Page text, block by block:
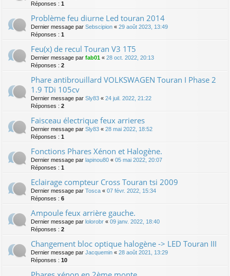
Réponses : 1
Problème feu diurne Led touran 2014
Dernier message par Sebscipion « 29 août 2023, 13:49
Réponses : 1
Feu(x) de recul Touran V3 1T5
Dernier message par fab01 « 28 oct. 2022, 20:13
Réponses : 2
Phare antibrouillard VOLKSWAGEN Touran I Phase 2
1.9 TDi 105cv
Dernier message par Sly83 « 24 juil. 2022, 21:22
Réponses : 2
Faisceau électrique feux arrieres
Dernier message par Sly83 « 28 mai 2022, 18:52
Réponses : 1
Fonctions Phares Xénon et Halogène.
Dernier message par lapinou80 « 05 mai 2022, 20:07
Réponses : 1
Eclairage compteur Cross Touran tsi 2009
Dernier message par Tosca « 07 févr. 2022, 15:34
Réponses : 6
Ampoule feux arrière gauche.
Dernier message par lolorobr « 09 janv. 2022, 18:40
Réponses : 2
Changement bloc optique halogène -> LED Touran III
Dernier message par Jacquemin « 28 août 2021, 13:29
Réponses : 10